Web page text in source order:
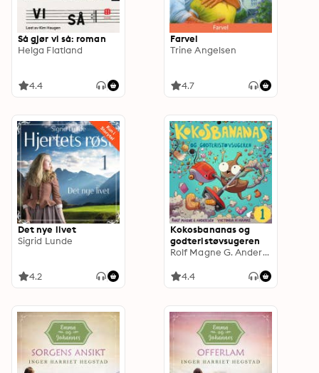
Så gjør vi så: roman
Helga Flatland
4.4
Farvel
Trine Angelsen
4.7
Det nye livet
Sigrid Lunde
4.2
Kokosbananas og
godteristøvsugeren
Rolf Magne G. Andersen
4.4